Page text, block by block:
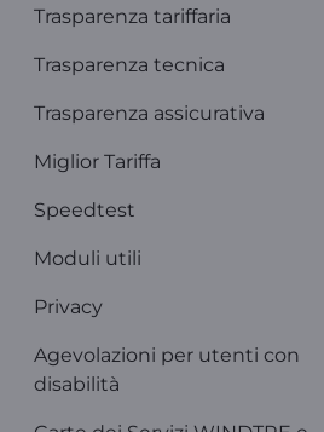
Trasparenza tariffaria
Trasparenza tecnica
Trasparenza assicurativa
Miglior Tariffa
Speedtest
Moduli utili
Privacy
Agevolazioni per utenti con
disabilità